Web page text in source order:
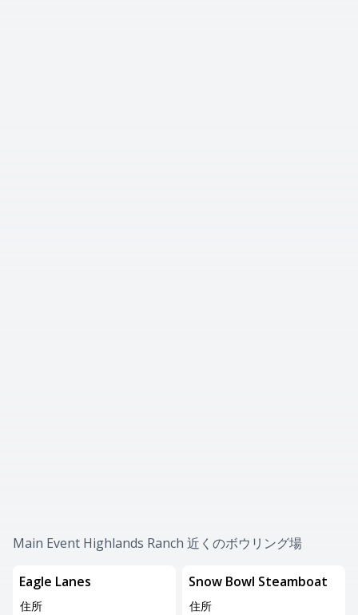
Main Event Highlands Ranch 近くのボウリング場
Eagle Lanes
住所
Snow Bowl Steamboat
住所